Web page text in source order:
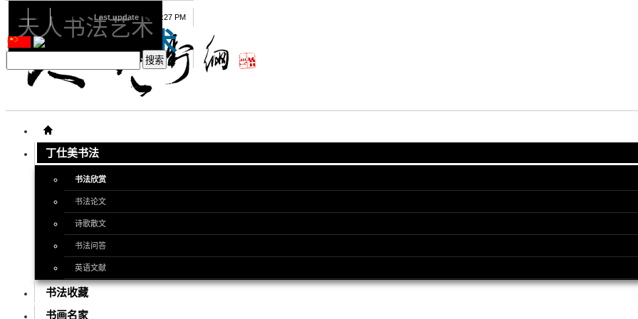
天人书法艺术
丁仕美书法
书法欣赏
书法论文
诗歌散文
书法问答
英语文献
书法收藏
书画名家
08 07 2026 Last update 08:15:27 PM
天人书法艺术